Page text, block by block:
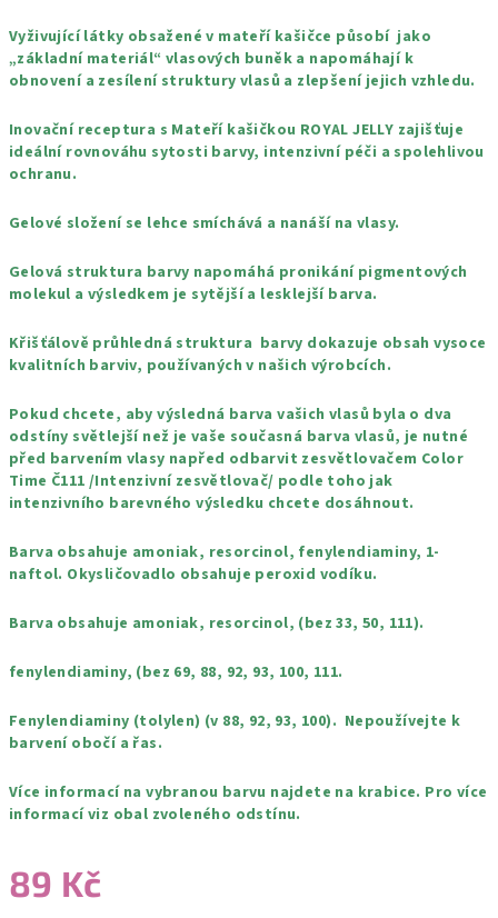
Vyživující látky obsažené v mateří kašičce působí jako
„základní materiál“ vlasových buněk a napomáhají k
obnovení a zesílení struktury vlasů a zlepšení jejich vzhledu.
Inovační receptura s Mateří kašičkou ROYAL JELLY zajišťuje
ideální rovnováhu sytosti barvy, intenzivní péči a spolehlivou
ochranu.
Gelové složení se lehce smíchává a nanáší na vlasy.
Gelová struktura barvy napomáhá pronikání pigmentových
molekul a výsledkem je sytější a lesklejší barva.
Křišťálově průhledná struktura barvy dokazuje obsah vysoce
kvalitních barviv, používaných v našich výrobcích.
Pokud chcete, aby výsledná barva vašich vlasů byla o dva
odstíny světlejší než je vaše současná barva vlasů, je nutné
před barvením vlasy napřed odbarvit zesvětlovačem Color
Time Č111 /Intenzivní zesvětlovač/ podle toho jak
intenzivního barevného výsledku chcete dosáhnout.
Barva obsahuje amoniak, resorcinol, fenylendiaminy, 1-
naftol. Okysličovadlo obsahuje peroxid vodíku.
Barva obsahuje amoniak, resorcinol, (bez 33, 50, 111).
fenylendiaminy, (bez 69, 88, 92, 93, 100, 111.
Fenylendiaminy (tolylen) (v 88, 92, 93, 100). Nepoužívejte k
barvení obočí a řas.
Více informací na vybranou barvu najdete na krabice. Pro více
informací viz obal zvoleného odstínu.
89 Kč